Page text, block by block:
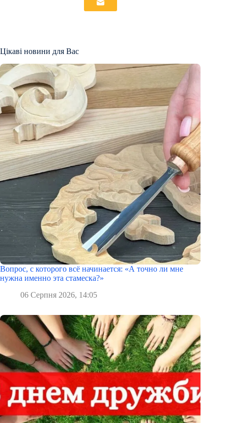
Цікаві новини для Вас
Вопрос, с которого всё начинается: «А точно ли мне
нужна именно эта стамеска?»
06 Серпня 2026, 14:05